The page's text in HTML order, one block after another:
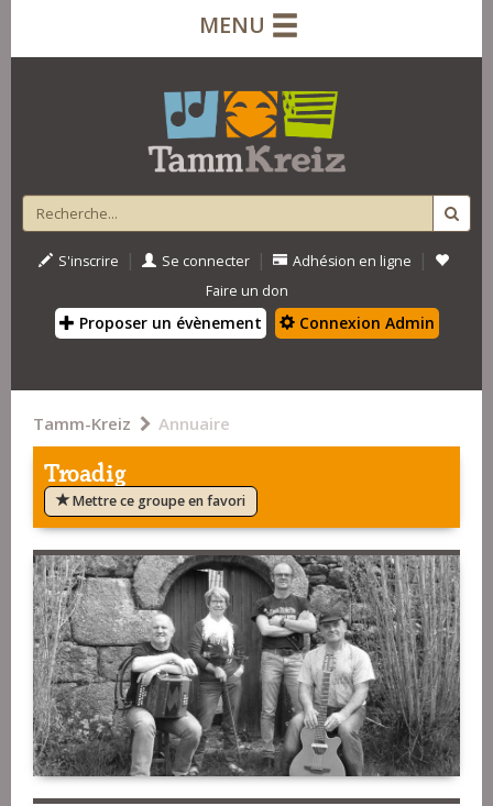
MENU
S'inscrire | Se connecter | Adhésion en ligne |
Faire un don
Proposer un évènement Connexion Admin
Tamm-Kreiz Annuaire
Troadig
Mettre ce groupe en favori